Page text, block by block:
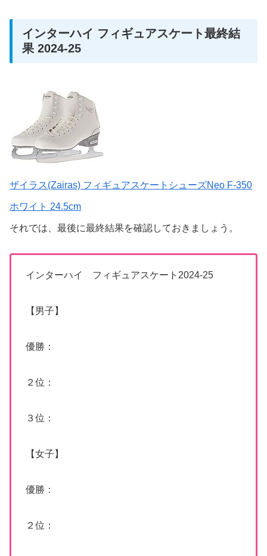
インターハイ フィギュアスケート最終結
果 2024-25
ザイラス(Zairas) フィギュアスケートシューズNeo F-350
ホワイト 24.5cm
それでは、最後に最終結果を確認しておきましょう。
インターハイ フィギュアスケート2024-25
【男子】
優勝：
２位：
３位：
【女子】
優勝：
２位：